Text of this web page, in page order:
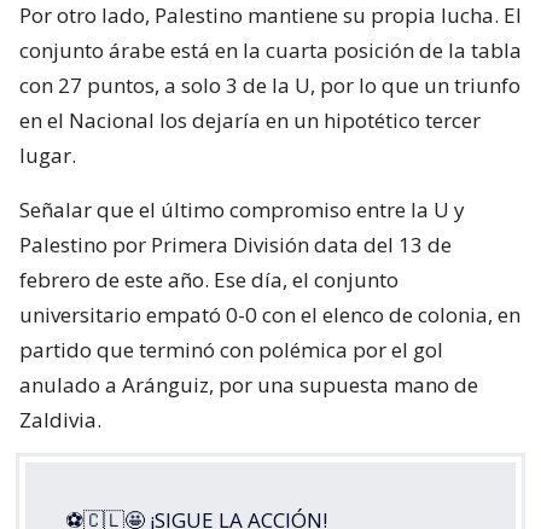
Por otro lado, Palestino mantiene su propia lucha. El
conjunto árabe está en la cuarta posición de la tabla
con 27 puntos, a solo 3 de la U, por lo que un triunfo
en el Nacional los dejaría en un hipotético tercer
lugar.
Señalar que el último compromiso entre la U y
Palestino por Primera División data del 13 de
febrero de este año. Ese día, el conjunto
universitario empató 0-0 con el elenco de colonia, en
partido que terminó con polémica por el gol
anulado a Aránguiz, por una supuesta mano de
Zaldivia.
⚽🇨🇱🤩 ¡SIGUE LA ACCIÓN!